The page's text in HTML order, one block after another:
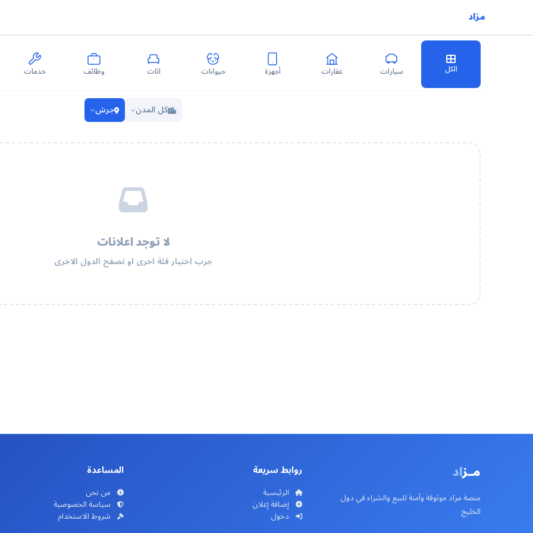
مزاد
الكل سيارات عقارات أجهزة حيوانات اثاث وظائف خدمات
كل المدن جرش
لا توجد اعلانات
جرب اختيار فئة اخرى او تصفح الدول الاخرى
مـزاد
منصة مزاد موثوقة وآمنة للبيع والشراء في دول
الخليج
روابط سريعة
الرئيسية
إضافة إعلان
دخول
المساعدة
من نحن
سياسة الخصوصية
شروط الاستخدام